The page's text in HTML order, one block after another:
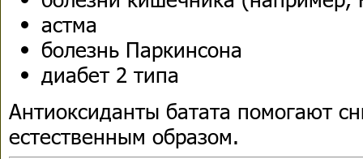
астма
болезнь Паркинсона
диабет 2 типа
Антиоксиданты батата помогают
естественным образом.